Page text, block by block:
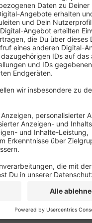
Die Unfallstelle in der
ein Lastwagen in den
Granulatsteinchen hatten
dauerte es, die Steinchen
Anschließend hob ein
Räder. Jetzt ermittelt die
Verbindungsstrecke